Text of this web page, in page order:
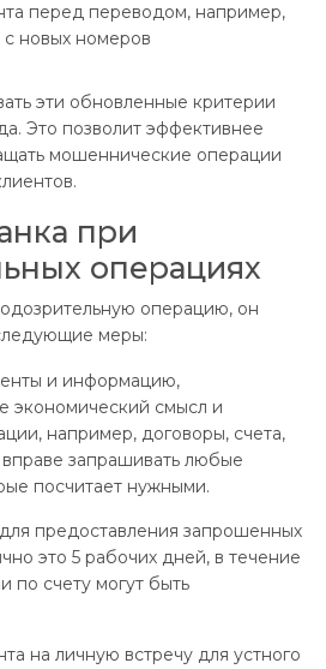
перед переводом, например,
новых номеров
эти обновленные критерии
Это позволит эффективнее
мошеннические операции
при
операциях
операцию, он
меры:
и информацию,
экономический смысл и
например, договоры, счета,
запрашивать любые
посчитает нужными.
предоставления запрошенных
это 5 рабочих дней, в течение
по счету могут быть
на личную встречу для устного